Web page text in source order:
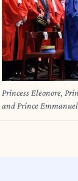
Princess Eleonore,
and Prince
at the Saint Michael
Michiels- en Sint-